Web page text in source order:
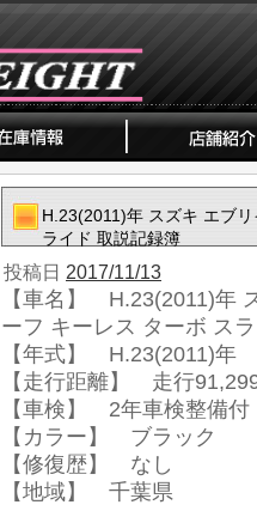
H.23(2011)年 スズキ エブ
ライド 取説記録簿
投稿日 2017/11/13
【車名】 H.23(2011)年
ーフ キーレス ターボ ス
【年式】 H.23(2011)年
【走行距離】 走行
【車検】 2年車検整備付
【カラー】 ブラック
【修復歴】 なし
【地域】 千葉県